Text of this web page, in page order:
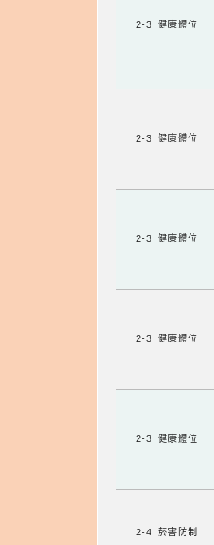
2-3 健康體位
2-3 健康體位
2-3 健康體位
2-3 健康體位
2-3 健康體位
2-4 菸害防制